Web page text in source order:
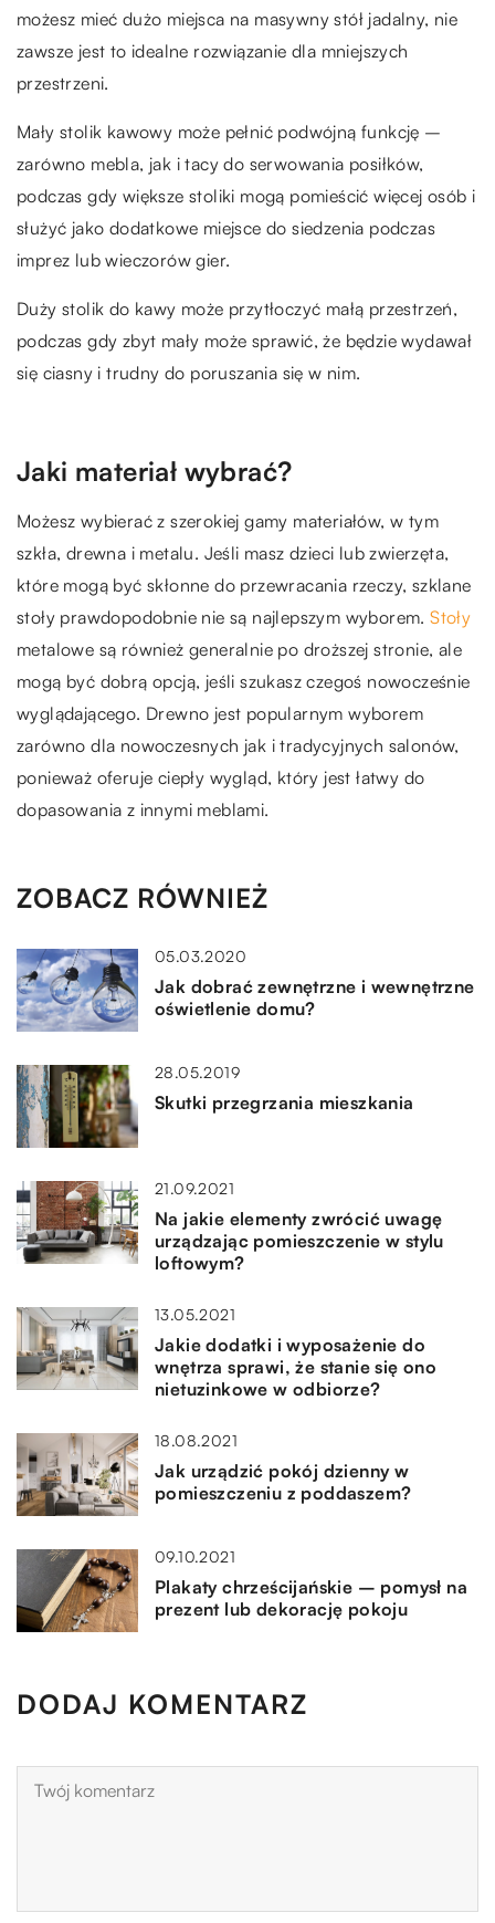
możesz mieć dużo miejsca na masywny stół jadalny, nie
zawsze jest to idealne rozwiązanie dla mniejszych
przestrzeni.
Mały stolik kawowy może pełnić podwójną funkcję –
zarówno mebla, jak i tacy do serwowania posiłków,
podczas gdy większe stoliki mogą pomieścić więcej osób i
służyć jako dodatkowe miejsce do siedzenia podczas
imprez lub wieczorów gier.
Duży stolik do kawy może przytłoczyć małą przestrzeń,
podczas gdy zbyt mały może sprawić, że będzie wydawał
się ciasny i trudny do poruszania się w nim.
Jaki materiał wybrać?
Możesz wybierać z szerokiej gamy materiałów, w tym
szkła, drewna i metalu. Jeśli masz dzieci lub zwierzęta,
które mogą być skłonne do przewracania rzeczy, szklane
stoły prawdopodobnie nie są najlepszym wyborem.Stoły
metalowe są również generalnie po droższej stronie, ale
mogą być dobrą opcją, jeśli szukasz czegoś nowocześnie
wyglądającego. Drewno jest popularnym wyborem
zarówno dla nowoczesnych jak i tradycyjnych salonów,
ponieważ oferuje ciepły wygląd, który jest łatwy do
dopasowania z innymi meblami.
ZOBACZ RÓWNIEŻ
05.03.2020
Jak dobrać zewnętrzne i wewnętrzne
oświetlenie domu?
28.05.2019
Skutki przegrzania mieszkania
21.09.2021
Na jakie elementy zwrócić uwagę
urządzając pomieszczenie w stylu
loftowym?
13.05.2021
Jakie dodatki i wyposażenie do
wnętrza sprawi, że stanie się ono
nietuzinkowe w odbiorze?
18.08.2021
Jak urządzić pokój dzienny w
pomieszczeniu z poddaszem?
09.10.2021
Plakaty chrześcijańskie – pomysł na
prezent lub dekorację pokoju
DODAJ KOMENTARZ